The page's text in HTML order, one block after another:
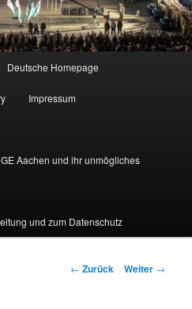
Deutsche Homepage
Impressum
Aachen und ihr unmögliches
und zum Datenschutz
Beitragsnavigation
← Zurück Weiter →